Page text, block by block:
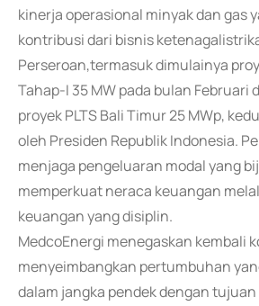
kinerja operasional minyak dan gas
kontribusi dari bisnis
Perseroan,termasuk dimulainya
Tahap-I 35 MW pada bulan Februari
proyek PLTS Bali Timur 25 MWp,
oleh Presiden Republik Indonesia.
menjaga pengeluaran modal yang
memperkuat neraca keuangan
keuangan yang disiplin.
MedcoEnergi menegaskan kembali
menyeimbangkan pertumbuhan
dalam jangka pendek dengan